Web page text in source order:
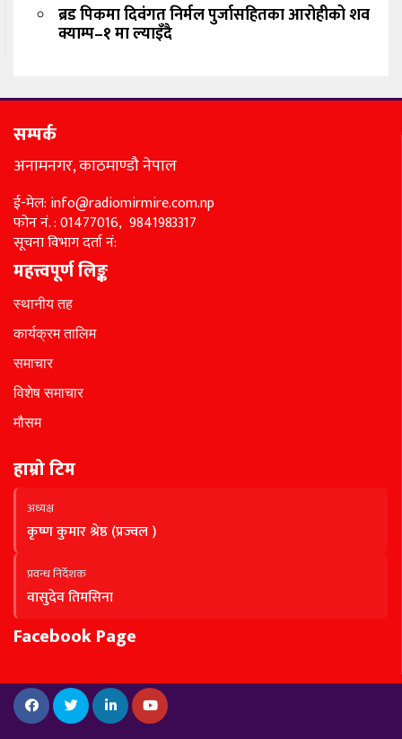
ब्रड पिकमा दिवंगत निर्मल पुर्जासहितका आरोहीको शव
क्याम्प–१ मा ल्याइँदै
सम्पर्क
अनामनगर, काठमाण्डौ नेपाल
ई-मेल: info@radiomirmire.com.np
फोन नं. : 01477016, 9841983317
सूचना विभाग दर्ता नं:
महत्त्वपूर्ण लिङ्क
स्थानीय तह
कार्यक्रम तालिम
समाचार
विशेष समाचार
मौसम
हाम्रो टिम
अध्यक्ष
कृष्ण कुमार श्रेष्ठ (प्रज्वल )
प्रवन्ध निर्देशक
वासुदेव तिमसिना
Facebook Page